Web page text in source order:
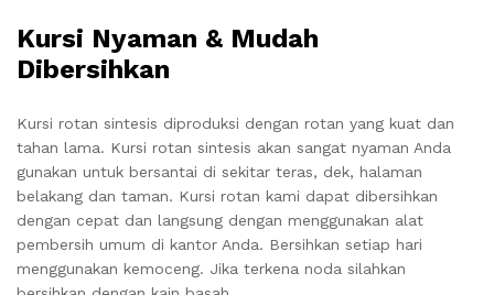
Kursi Nyaman & Mudah
Dibersihkan
Kursi rotan sintesis diproduksi dengan rotan yang kuat dan
tahan lama. Kursi rotan sintesis akan sangat nyaman Anda
gunakan untuk bersantai di sekitar teras, dek, halaman
belakang dan taman. Kursi rotan kami dapat dibersihkan
dengan cepat dan langsung dengan menggunakan alat
pembersih umum di kantor Anda. Bersihkan setiap hari
menggunakan kemoceng. Jika terkena noda silahkan